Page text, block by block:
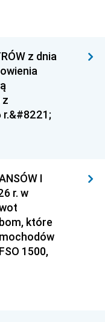
z dnia
r.&#8221;
I
r. w
które
1500,